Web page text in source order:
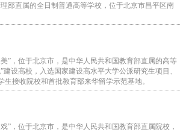
部直属的全日制普通高等学校，位于北京市昌平区南
”，位于北京市，是中华人民共和国教育部直属的高等
建设高校，入选国家建设高水平大学公派研究生项目、
生接收院校和首批教育部来华留学示范基地。
”，位于北京市，是中华人民共和国教育部直属院校，